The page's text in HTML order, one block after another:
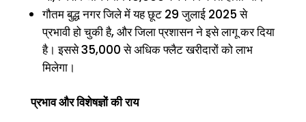
गौतम बुद्ध नगर जिले में यह छूट 29 जुलाई 2025 से
प्रभावी हो चुकी है, और जिला प्रशासन ने इसे लागू कर दिया
है। इससे 35,000 से अधिक फ्लैट खरीदारों को लाभ
मिलेगा।
प्रभाव और विशेषज्ञों की राय